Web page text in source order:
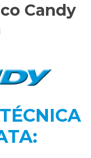
Candy